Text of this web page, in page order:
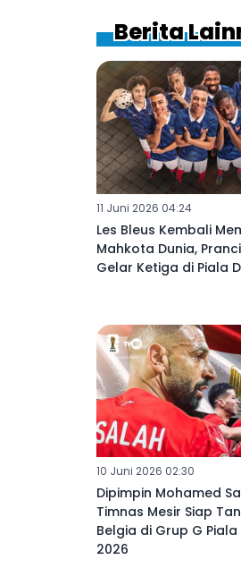
Berita
11 Juni 2026 04:24
Les Bleus Kembali
Mahkota Dunia,
Gelar Ketiga di Piala
10 Juni 2026 02:30
Dipimpin Mohamed
Timnas Mesir Siap
Belgia di Grup G Piala
2026